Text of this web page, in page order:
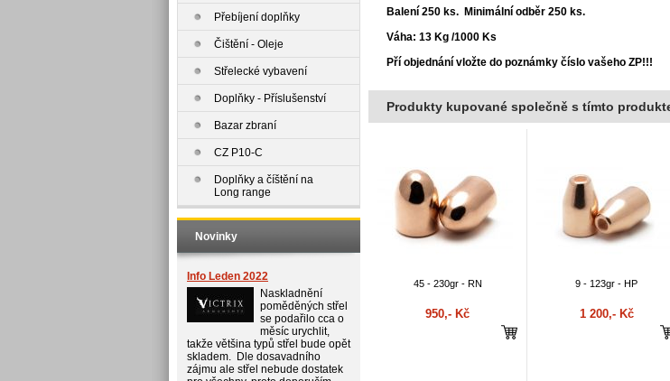
Přebíjení doplňky
Čištění - Oleje
Střelecké vybavení
Doplňky - Příslušenství
Bazar zbraní
CZ P10-C
Doplňky a číštění na
Long range
Novinky
Info Leden 2022
Naskladnění
poměděných střel
se podařilo cca o
měsíc urychlit,
takže většina typů střel bude opět
skladem. Dle dosavadního
zájmu ale střel nebude dostatek
Balení 250 ks. Minimální odběr 250 ks.
Váha: 13 Kg /1000 Ks
Pří objednání vložte do poznámky číslo vašeho ZP!!!
Produkty kupované společně s tímto
45 - 230gr - RN
950,- Kč
9 - 123gr - HP
1 200,- Kč